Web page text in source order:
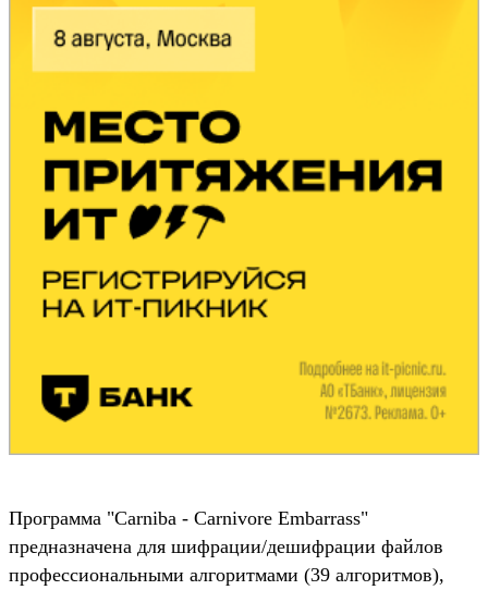
Программа "Carniba - Carnivore Embarrass"
предназначена для шифрации/дешифрации файлов
профессиональными алгоритмами (39 алгоритмов),